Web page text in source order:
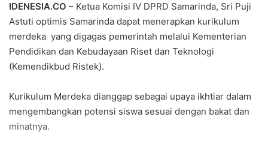
IDENESIA.CO – Ketua Komisi IV DPRD Samarinda, Sri Puji
Astuti optimis Samarinda dapat menerapkan kurikulum
merdeka yang digagas pemerintah melalui Kementerian
Pendidikan dan Kebudayaan Riset dan Teknologi
(Kemendikbud Ristek).
Kurikulum Merdeka dianggap sebagai upaya ikhtiar dalam
mengembangkan potensi siswa sesuai dengan bakat dan
minatnya.